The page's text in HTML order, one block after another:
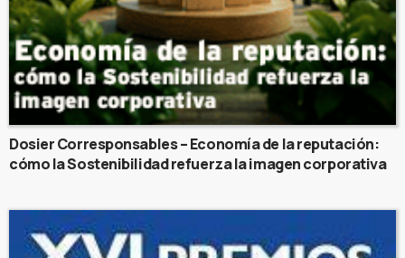
Dosier Corresponsables – Economía de la reputación:
cómo la Sostenibilidad refuerza la imagen corporativa